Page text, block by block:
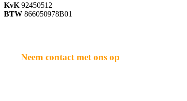
KvK 92450512
BTW 866050978B01
Neem contact met ons op